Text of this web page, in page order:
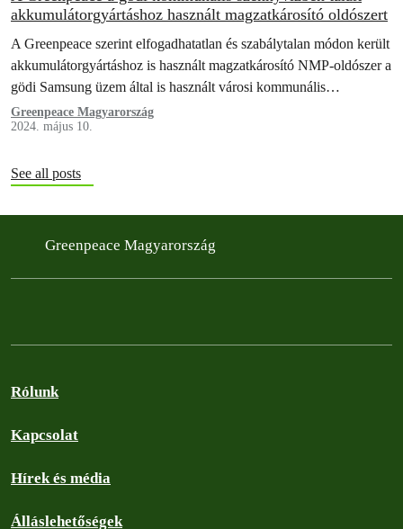
akkumulátorgyártáshoz használt magzatkárosító oldószert
A Greenpeace szerint elfogadhatatlan és szabálytalan módon került
akkumulátorgyártáshoz is használt magzatkárosító NMP-oldószer a
gödi Samsung üzem által is használt városi kommunális
szennyvízcsatornába.
Greenpeace Magyarország
2024. május 10.
See all posts
Greenpeace Magyarország
Rólunk
Kapcsolat
Hírek és média
Álláslehetőségek